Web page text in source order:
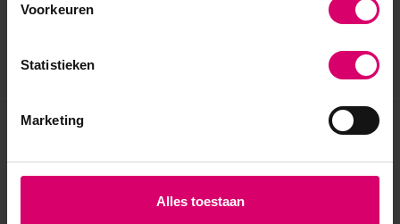
Voorkeuren
Statistieken
Marketing
Alles toestaan